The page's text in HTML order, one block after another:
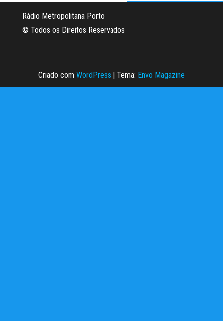
Rádio Metropolitana Porto
© Todos os Direitos Reservados
Criado com WordPress | Tema: Envo Magazine